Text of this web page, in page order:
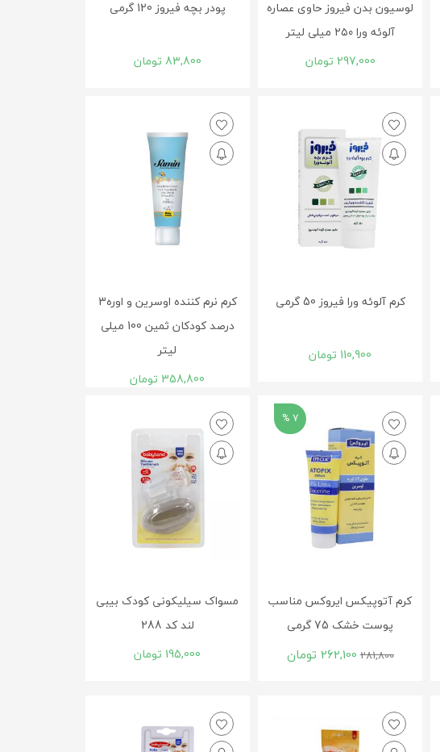
لوسیون بدن فیروز حاوی عصاره
آلوئه ورا ۲۵۰ میلی لیتر
297,000 تومان
پودر بچه فیروز 120 گرمی
83,800 تومان
کرم آلوئه ورا فیروز 50 گرمی
110,900 تومان
کرم نرم کننده اوسرین و اوره3
درصد کودکان ثمین 100 میلی
لیتر
358,800 تومان
7 %
کرم آتوپیکس ایروکس مناسب
پوست خشک 75 گرمی
281,800
262,100 تومان
مسواک سیلیکونی کودک بیبی
لند کد 288
195,000 تومان